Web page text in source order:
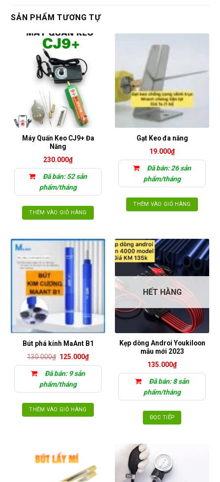
SẢN PHẨM TƯƠNG TỰ
Máy Quấn Keo CJ9+ Đa
Năng
230.000₫
Đã bán: 52 sản
phẩm/tháng
THÊM VÀO GIỎ HÀNG
Gạt Keo đa năng
19.000₫
Đã bán: 26 sản
phẩm/tháng
THÊM VÀO GIỎ HÀNG
Bút phá kính MaAnt B1
130.000₫ Giá
là:
130.000₫.
125.000₫Giá
Đã bán: 9 sản
phẩm/tháng
THÊM VÀO GIỎ HÀNG
HẾT HÀNG
Kẹp dòng Androi Youkiloon
mẫu mới 2023
135.000₫
Đã bán: 8 sản
phẩm/tháng
ĐỌC TIẾP